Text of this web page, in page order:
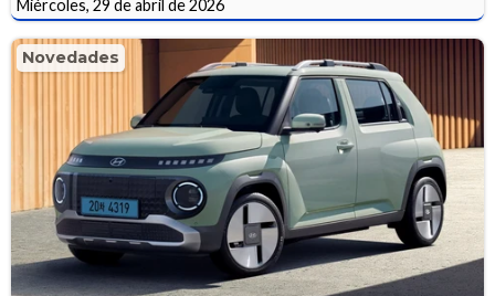
Miércoles, 29 de abril de 2026
Novedades